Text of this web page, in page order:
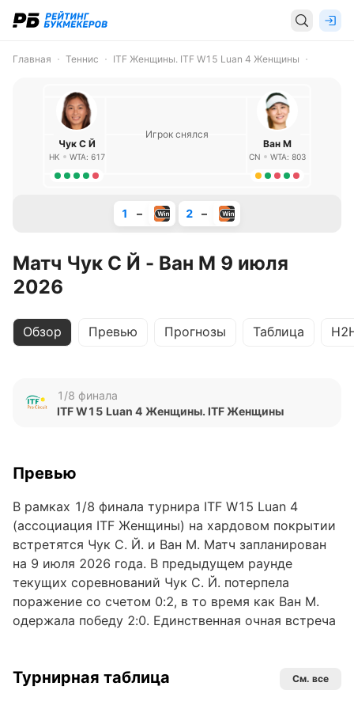
Главная Теннис ITF Женщины. ITF W15 Luan 4 Женщины
Чук С Й
HK WTA: 617
Игрок снялся
Ван М
CN WTA: 803
1 – 2 –
Матч Чук С Й - Ван М 9 июля
2026
Обзор Превью Прогнозы Таблица
1/8 финала
ITF W15 Luan 4 Женщины. ITF Женщины
Превью
В рамках 1/8 финала турнира ITF W15 Luan 4
(ассоциация ITF Женщины) на хардовом покрытии
встретятся Чук С. Й. и Ван М. Матч запланирован
на 9 июля 2026 года. В предыдущем раунде
текущих соревнований Чук С. Й. потерпела
поражение со счетом 0:2, в то время как Ван М.
одержала победу 2:0. Единственная очная встреча
сетам.
Турнирная таблица См. все